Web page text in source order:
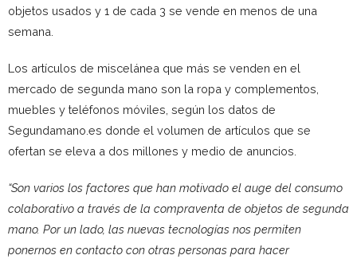
objetos usados y 1 de cada 3 se vende en menos de una
semana.
Los artículos de miscelánea que más se venden en el
mercado de segunda mano son la ropa y complementos,
muebles y teléfonos móviles, según los datos de
Segundamano.es donde el volumen de artículos que se
ofertan se eleva a dos millones y medio de anuncios.
“Son varios los factores que han motivado el auge del consumo
colaborativo a través de la compraventa de objetos de segunda
mano. Por un lado, las nuevas tecnologías nos permiten
ponernos en contacto con otras personas para hacer